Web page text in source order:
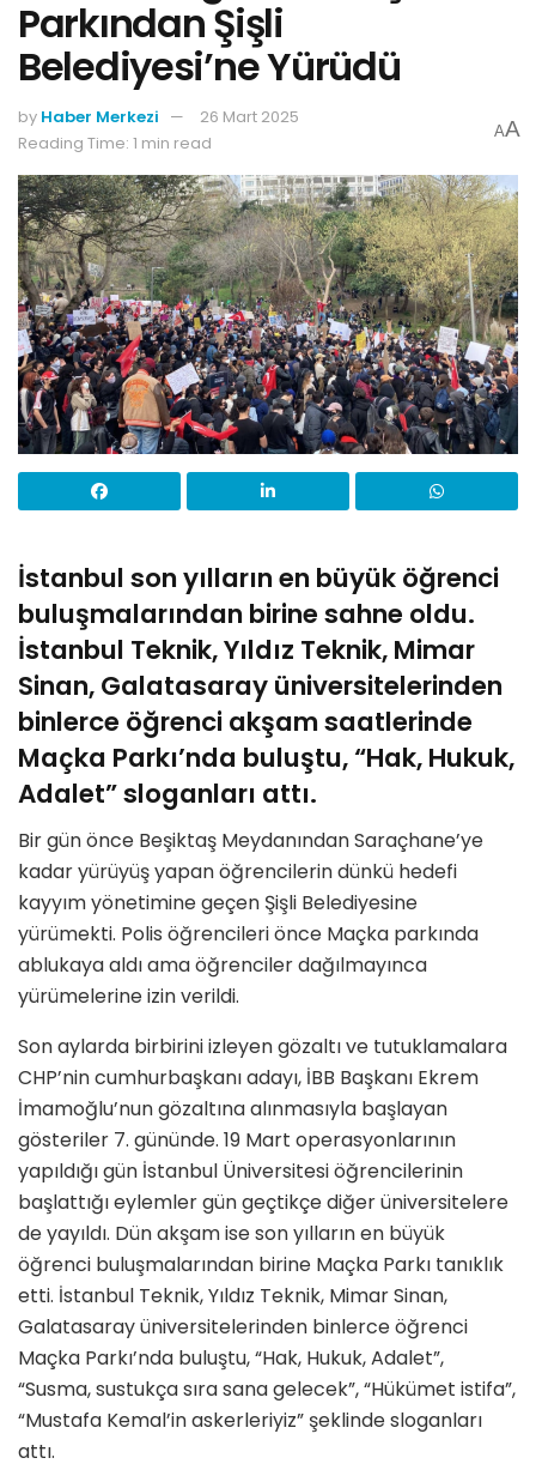
Parkından Şişli
Belediyesi’ne Yürüdü
by Haber Merkezi
26 Mart 2025
Reading Time: 1 min read
AA
İstanbul son yılların en büyük öğrenci
buluşmalarından birine sahne oldu.
İstanbul Teknik, Yıldız Teknik, Mimar
Sinan, Galatasaray üniversitelerinden
binlerce öğrenci akşam saatlerinde
Maçka Parkı’nda buluştu, “Hak, Hukuk,
Adalet” sloganları attı.
Bir gün önce Beşiktaş Meydanından Saraçhane’ye
kadar yürüyüş yapan öğrencilerin dünkü hedefi
kayyım yönetimine geçen Şişli Belediyesine
yürümekti. Polis öğrencileri önce Maçka parkında
ablukaya aldı ama öğrenciler dağılmayınca
yürümelerine izin verildi.
Son aylarda birbirini izleyen gözaltı ve tutuklamalara
CHP’nin cumhurbaşkanı adayı, İBB Başkanı Ekrem
İmamoğlu’nun gözaltına alınmasıyla başlayan
gösteriler 7. gününde. 19 Mart operasyonlarının
yapıldığı gün İstanbul Üniversitesi öğrencilerinin
başlattığı eylemler gün geçtikçe diğer üniversitelere
de yayıldı. Dün akşam ise son yılların en büyük
öğrenci buluşmalarından birine Maçka Parkı tanıklık
etti. İstanbul Teknik, Yıldız Teknik, Mimar Sinan,
Galatasaray üniversitelerinden binlerce öğrenci
Maçka Parkı’nda buluştu, “Hak, Hukuk, Adalet”,
“Susma, sustukça sıra sana gelecek”, “Hükümet istifa”,
“Mustafa Kemal’in askerleriyiz” şeklinde sloganları
attı.